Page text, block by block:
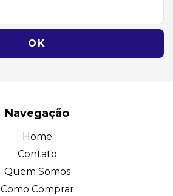
Navegação
Home
Contato
Quem Somos
Como Comprar